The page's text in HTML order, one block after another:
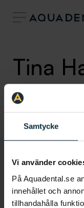
Samtycke
Vi använder
På Aquadental.se
innehållet och
tillhandahålla
Tina
Tandsköterska
Klinik: